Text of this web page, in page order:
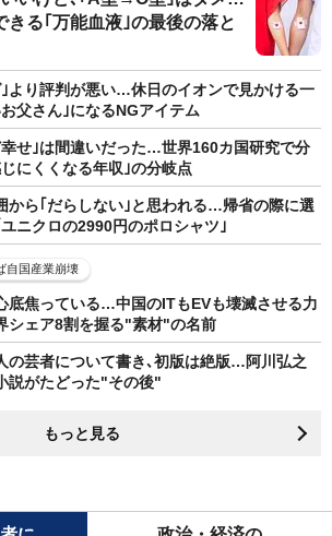
きる｢万能血液｣の最後の落と
｣より評判が悪い…休日のイオンで見かける一
父さん｣になるNGアイテム
幸せ｣は間違いだった…世界160カ国研究で分
にくくなる年収｣の分岐点
から｢だらしない｣と思われる…帰省の際に選
ニクロの2990円のポロシャツ｣
自国産業崩壊
底焦っている…中国のITもEVも壊滅させる力
シェア8割を握る"素材"の名前
の芸者について書き､初版は絶版…阿川弘之
説がたどった"その後"
もっと見る